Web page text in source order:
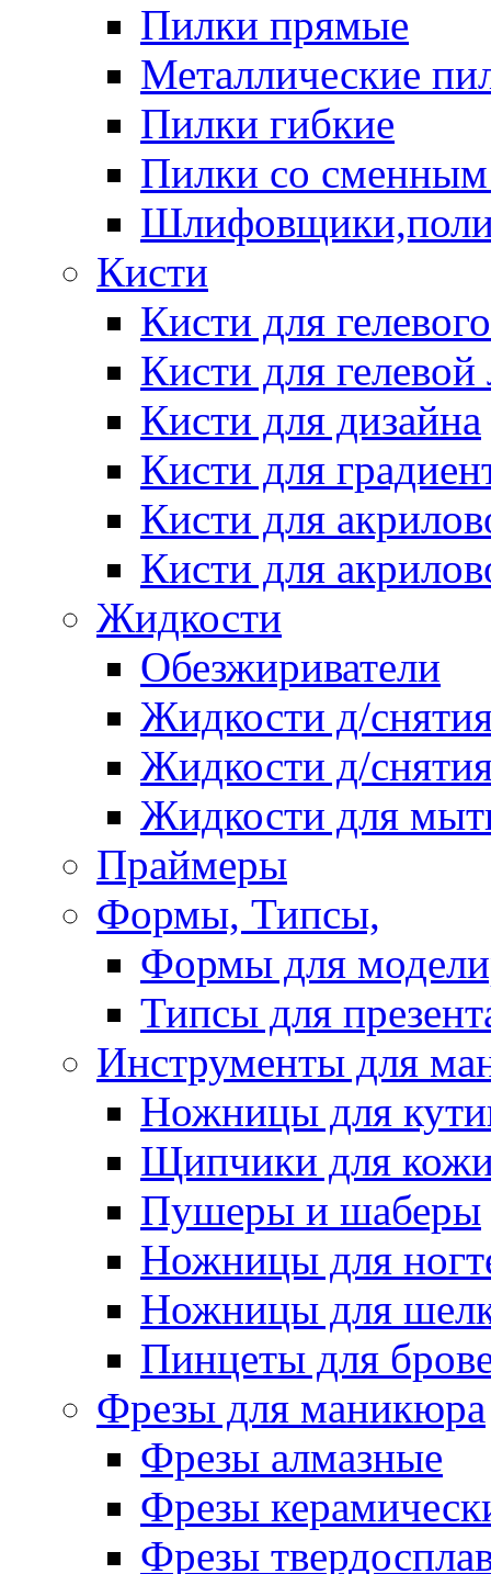
Пилки прямые
Металлические
Пилки гибкие
Пилки со сменным
Кисти
Кисти для
Кисти для гелевой
Кисти для дизайна
Кисти для
Кисти для
Кисти для
Жидкости
Обезжириватели
Жидкости д/
Жидкости д/
Жидкости для
Праймеры
Формы, Типсы,
Формы для
Типсы для
Инструменты для
Ножницы для
Щипчики для
Пушеры и шаберы
Ножницы для
Ножницы для
Пинцеты для
Фрезы для маникюра
Фрезы алмазные
Фрезы
Фрезы